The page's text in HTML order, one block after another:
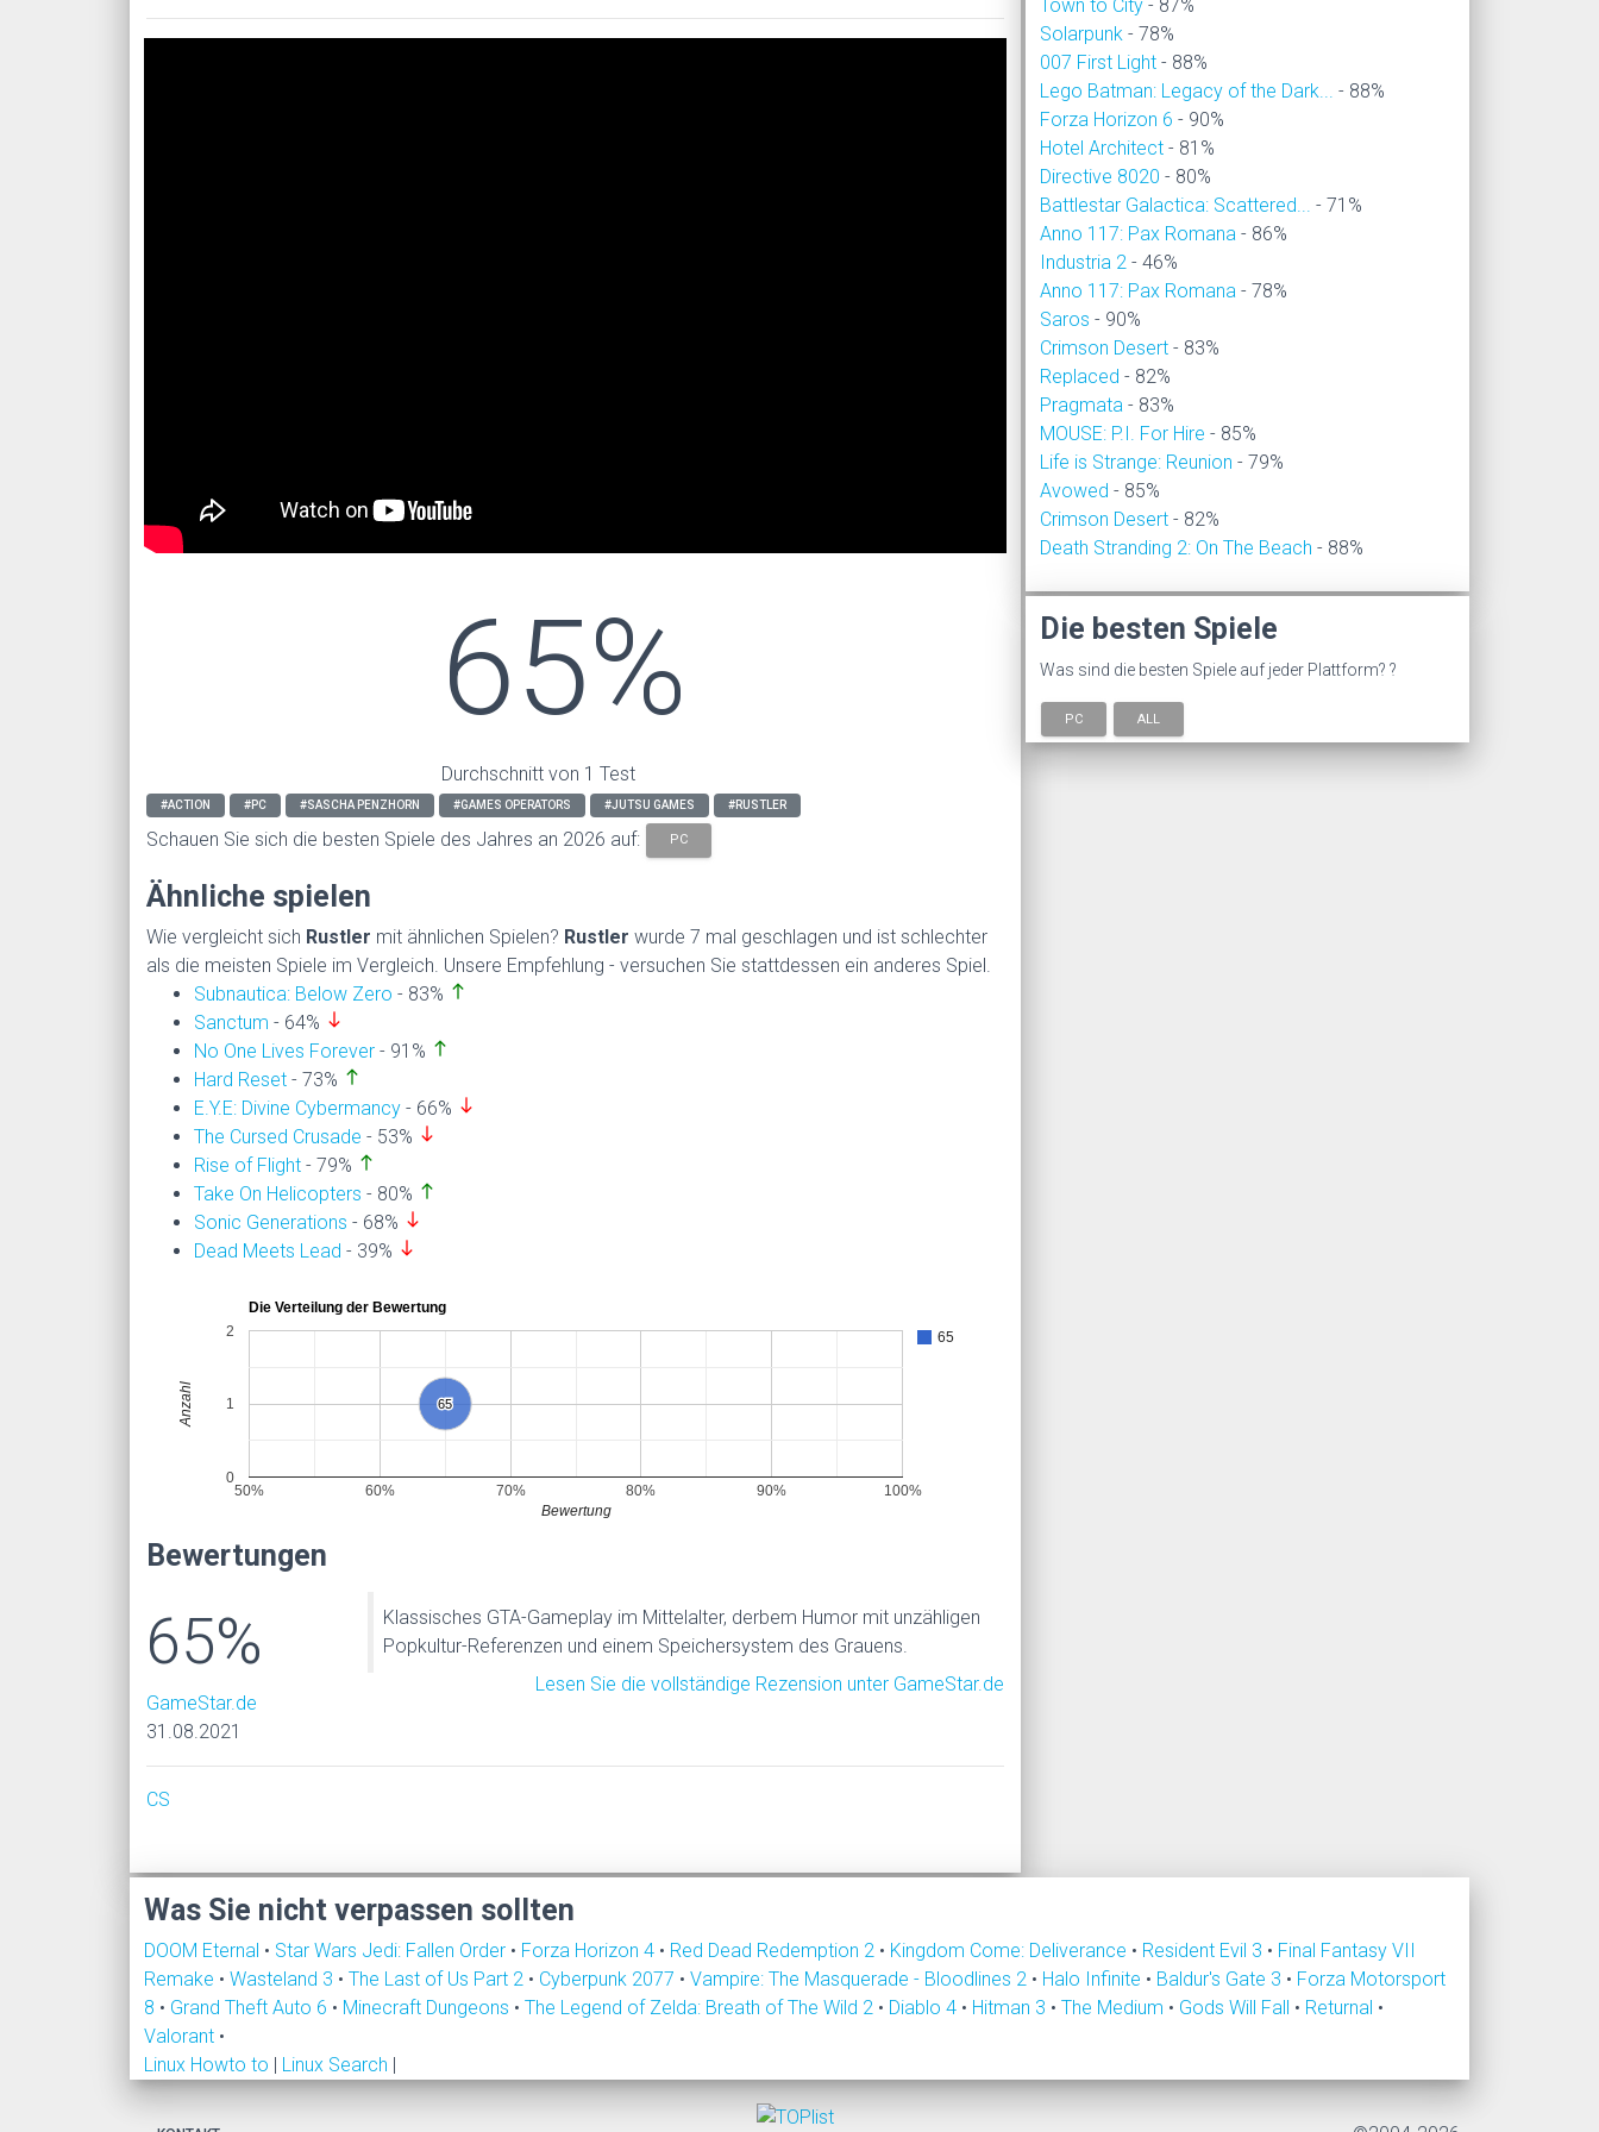
65%
Durchschnitt von 1 Test
#ACTION #PC #SASCHA PENZHORN #GAMES OPERATORS #JUTSU GAMES #RUSTLER
Schauen Sie sich die besten Spiele des Jahres an 2026 auf: PC
Ähnliche spielen
Wie vergleicht sich Rustler mit ähnlichen Spielen? Rustler wurde 7 mal geschlagen und ist schlechter
als die meisten Spiele im Vergleich. Unsere Empfehlung - versuchen Sie stattdessen ein anderes Spiel.
Subnautica: Below Zero - 83% north
Sanctum - 64% south
No One Lives Forever - 91% north
Hard Reset - 73% north
E.Y.E: Divine Cybermancy - 66% south
The Cursed Crusade - 53% south
Rise of Flight - 79% north
Take On Helicopters - 80% north
Sonic Generations - 68% south
Dead Meets Lead - 39% south
Die Verteilung der Bewertung
65
65
65
50% 60% 70% 80% 90% 100%
0
1
2
Bewertung
Anzahl
Bewertungen
65%
GameStar.de
31.08.2021
Klassisches GTA-Gameplay im Mittelalter, derbem Humor mit unzähligen
Popkultur-Referenzen und einem Speichersystem des Grauens.
Lesen Sie die vollständige Rezension unter GameStar.de
CS
Town to City - 87%
Solarpunk - 78%
007 First Light - 88%
Lego Batman: Legacy of the Dark... - 88%
Forza Horizon 6 - 90%
Hotel Architect - 81%
Directive 8020 - 80%
Battlestar Galactica: Scattered... - 71%
Anno 117: Pax Romana - 86%
Industria 2 - 46%
Anno 117: Pax Romana - 78%
Saros - 90%
Crimson Desert - 83%
Replaced - 82%
Pragmata - 83%
MOUSE: P.I. For Hire - 85%
Life is Strange: Reunion - 79%
Avowed - 85%
Crimson Desert - 82%
Death Stranding 2: On The Beach - 88%
Die besten Spiele
Was sind die besten Spiele auf jeder Plattform? ?
PC ALL
Was Sie nicht verpassen sollten
DOOM Eternal • Star Wars Jedi: Fallen Order • Forza Horizon 4 • Red Dead Redemption 2 • Kingdom Come: Deliverance • Resident Evil 3 • Final Fantasy VII
Remake • Wasteland 3 • The Last of Us Part 2 • Cyberpunk 2077 • Vampire: The Masquerade - Bloodlines 2 • Halo Infinite • Baldur's Gate 3 • Forza Motorsport
8 • Grand Theft Auto 6 • Minecraft Dungeons • The Legend of Zelda: Breath of The Wild 2 • Diablo 4 • Hitman 3 • The Medium • Gods Will Fall • Returnal •
Valorant •
Linux Howto to | Linux Search |